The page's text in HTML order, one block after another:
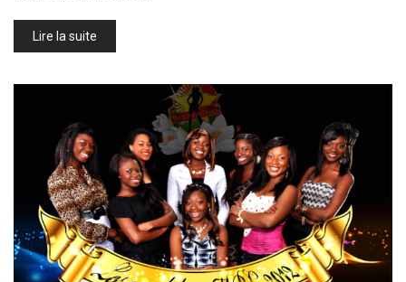
Lire la suite